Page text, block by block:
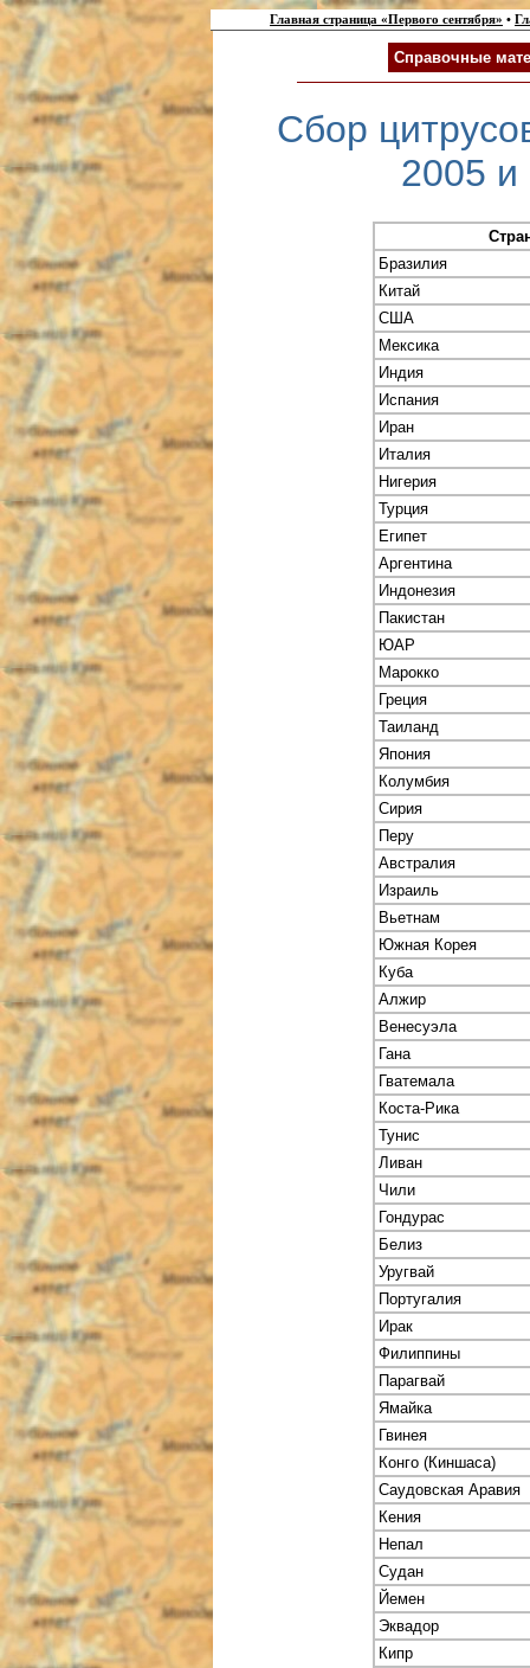
Главная страница «Первого сентября» •
Справочные
Сбор
2005 и
Бразилия
Китай
США
Мексика
Индия
Испания
Иран
Италия
Нигерия
Турция
Египет
Аргентина
Индонезия
Пакистан
ЮАР
Марокко
Греция
Таиланд
Япония
Колумбия
Сирия
Перу
Австралия
Израиль
Вьетнам
Южная Корея
Куба
Алжир
Венесуэла
Гана
Гватемала
Коста-Рика
Тунис
Ливан
Чили
Гондурас
Белиз
Уругвай
Португалия
Ирак
Филиппины
Парагвай
Ямайка
Гвинея
Конго (Киншаса)
Саудовская Аравия
Кения
Непал
Судан
Йемен
Эквадор
Кипр